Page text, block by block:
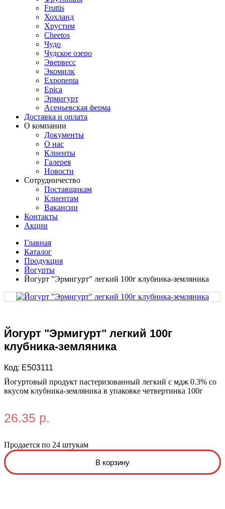
Fruttis
Хохланд
Хрустим
Cheetos
Чудо
Чудское озеро
Эвервесс
Экомилк
Exponenta
Epica
Эрмигурт
Асеньевская ферма
Доставка и оплата
О компании
Документы
О нас
Клиенты
Галерея
Новости
Сотрудничество
Поставщикам
Клиентам
Вакансии
Контакты
Акции
Главная
Каталог
Продукция
Йогурты
Йогурт "Эрмигурт" легкий 100г клубника-земляника
Йогурт "Эрмигурт" легкий 100г
клубника-земляника
Код: E503111
Йогуртовый продукт пастеризованный легкий с мдж 0.3% со
вкусом клубника-земляника в упаковке четвертинка 100г
26.35 р.
Продается по 24 штукам